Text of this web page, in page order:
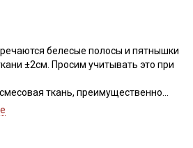
белесые полосы и пятнышки
±2см. Просим учитывать это при
ткань, преимущественно
волокон, которые обеспечивают